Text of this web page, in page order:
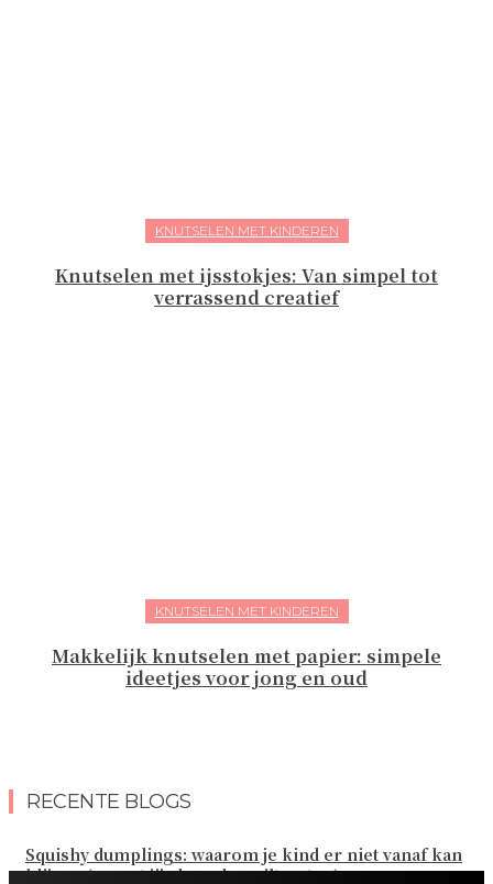
KNUTSELEN MET KINDEREN
Knutselen met ijsstokjes: Van simpel tot
verrassend creatief
KNUTSELEN MET KINDEREN
Makkelijk knutselen met papier: simpele
ideetjes voor jong en oud
RECENTE BLOGS
Squishy dumplings: waarom je kind er niet vanaf kan
blijven (en wat jij als ouder wilt weten)